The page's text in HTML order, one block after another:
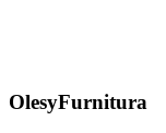
OlesyFurnitura